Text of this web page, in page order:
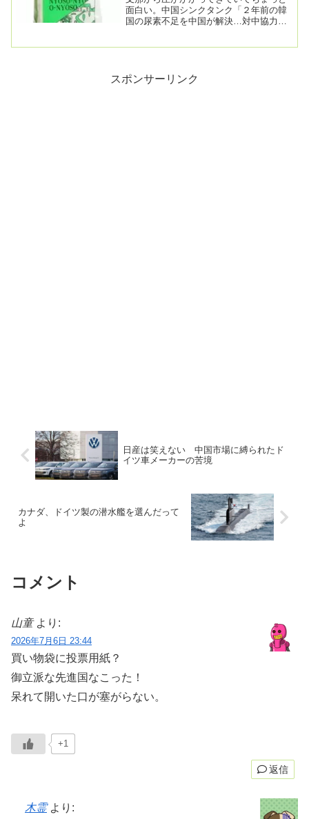
面白い。中国シンクタンク「２年前の韓
国の尿素不足を中国が解決…対中協力重
スポンサーリンク
日産は笑えない 中国市場に縛られたド
イツ車メーカーの苦境
カナダ、ドイツ製の潜水艦を選んだって
よ
コメント
山童 より:
2026年7月6日 23:44
買い物袋に投票用紙？
御立派な先進国なこった！
呆れて開いた口が塞がらない。
+1
返信
木霊 より: